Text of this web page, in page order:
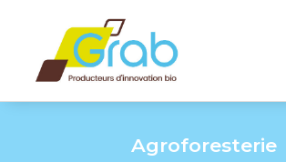
Agroforesterie